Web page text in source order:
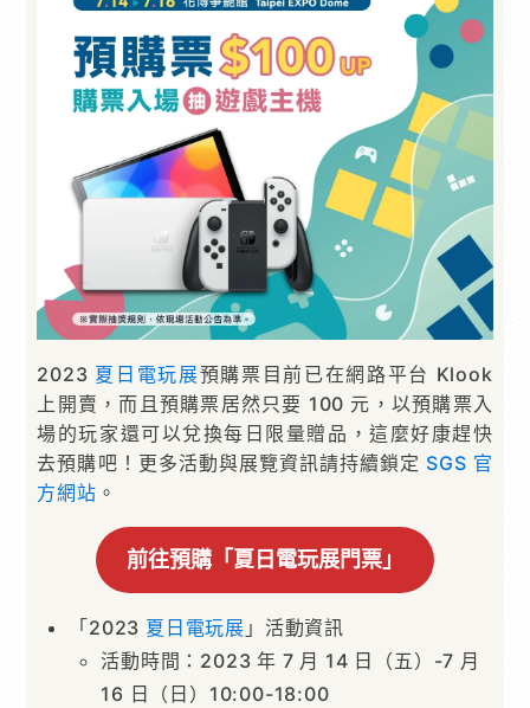
2023 夏日電玩展預購票目前已在網路平台 Klook
上開賣，而且預購票居然只要 100 元，以預購票入
場的玩家還可以兌換每日限量贈品，這麼好康趕快
去預購吧！更多活動與展覽資訊請持續鎖定 SGS 官
方網站 。
前往預購「夏日電玩展門票」
「2023 夏日電玩展 」活動資訊
活動時間：2023 年 7 月 14 日（五）-7 月
16 日（日）10:00-18:00